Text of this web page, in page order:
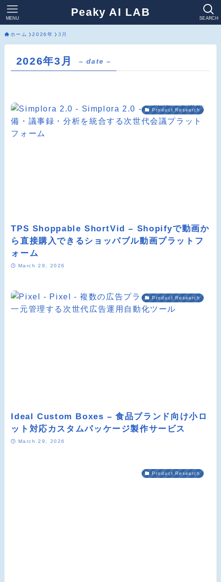
Peaky AI LAB SEARCH
MENU
ホーム 2026年 3月
2026年3月 – date –
Product Research
TPS Shoppable ShortVid – Shopifyで動画か
ら直接購入できるショッパブル動画プラットフ
ォーム
March 29, 2026
Product Research
Ideal Custom Boxes – 食品ブランド向け小ロ
ット対応カスタムパッケージ製作サービス
March 29, 2026
Product Research